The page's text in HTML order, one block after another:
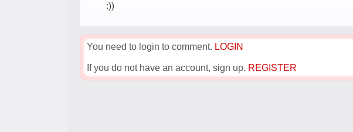
:))
You need to login to comment. LOGIN
If you do not have an account, sign up. REGISTER